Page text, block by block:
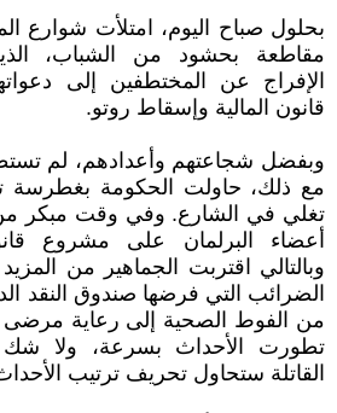
مقاطعة بحشود من الشباب،
الإفراج عن المختطفين إلى
قانون المالية وإسقاط روتو.
وبفضل شجاعتهم وأعدادهم، لم
مع ذلك، حاولت الحكومة بغطرسة
تغلي في الشارع. وفي وقت مبكر
وبالتالي اقتربت الجماهير من
الضرائب التي فرضها صندوق النقد
من الفوط الصحية إلى رعاية
تطورت الأحداث بسرعة، ولا
القاتلة ستحاول تحريف ترتيب